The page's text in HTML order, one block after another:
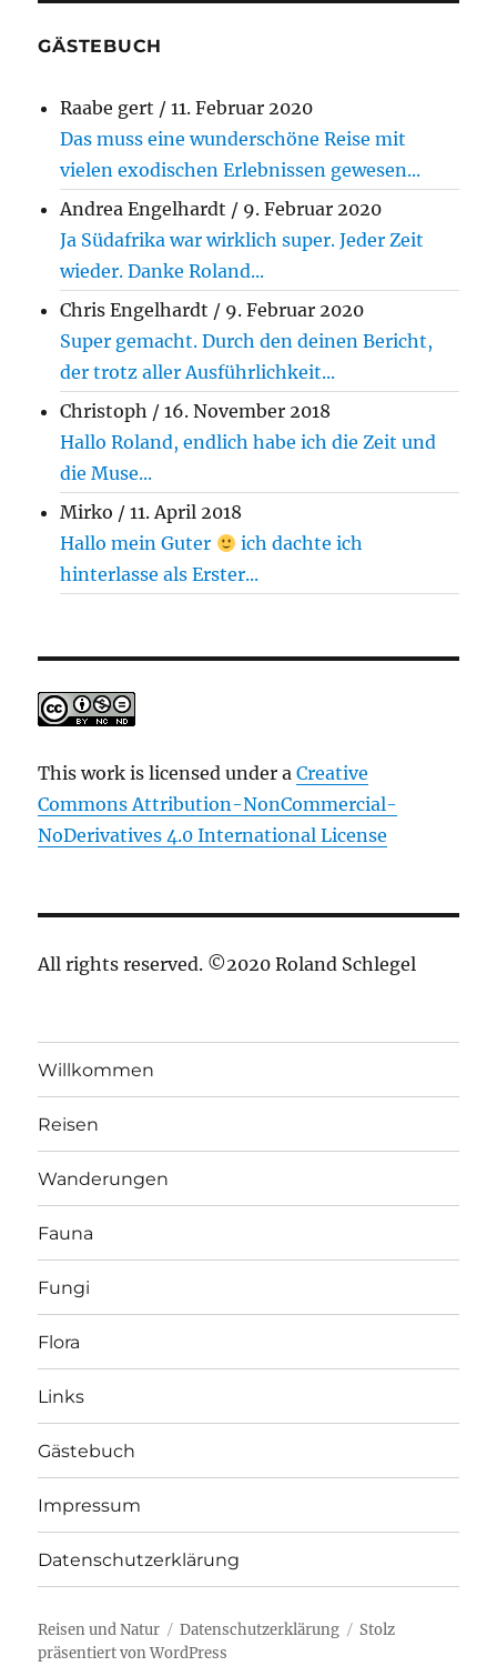
GÄSTEBUCH
Raabe gert /11. Februar 2020
Das muss eine wunderschöne Reise mit
vielen exodischen Erlebnissen gewesen...
Andrea Engelhardt / 9. Februar 2020
Ja Südafrika war wirklich super. Jeder Zeit
wieder. Danke Roland...
Chris Engelhardt / 9. Februar 2020
Super gemacht. Durch den deinen Bericht,
der trotz aller Ausführlichkeit...
Christoph /16. November 2018
Hallo Roland, endlich habe ich die Zeit und
die Muse...
Mirko /11. April 2018
Hallo mein Guter
ich dachte ich
hinterlasse als Erster...
This work is licensed under aCreative
Commons Attribution-NonCommercial-
NoDerivatives 4.0 International License
All rights reserved. ©2020 Roland Schlegel
Willkommen
Reisen
Wanderungen
Fauna
Fungi
Flora
Links
Gästebuch
Impressum
Datenschutzerklärung
Reisen und Natur Datenschutzerklärung
Stolz
präsentiert von WordPress